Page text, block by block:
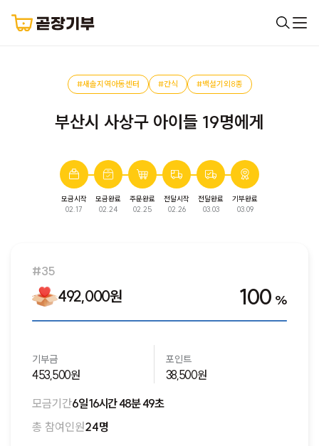
#새솔지역아동센터 #간식 #백설기외8종
부산시 사상구 아이들 19명에게
모금시작
02.17
모금완료
02.24
주문완료
02.25
전달시작
02.26
전달완료
03.03
기부완료
03.09
완료된 모금입니다. 다음 모금에서 만나요!
#35
492,000원 100 %
기부금
453,500원
포인트
38,500원
모금기간6일 16시간 48분 49초
총 참여인원24명